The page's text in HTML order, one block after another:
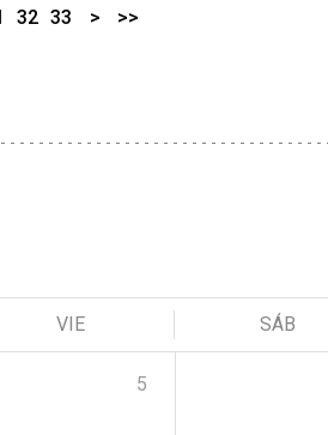
32 33 > >>
VIE SÁB
5